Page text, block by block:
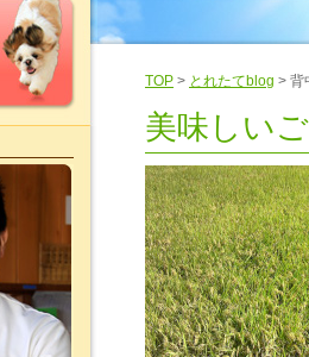
TOP > とれたてblog > 背
美味しい